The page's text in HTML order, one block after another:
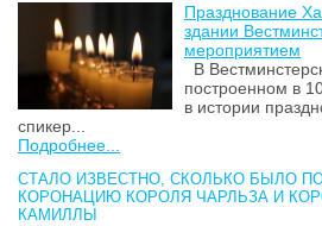
Празднование
здании
мероприятием
В
построенном в
в истории
спикер...
Подробнее...
СТАЛО ИЗВЕСТНО, СКОЛЬКО БЫЛО
КОРОНАЦИЮ КОРОЛЯ ЧАРЛЬЗА И
КАМИЛЛЫ